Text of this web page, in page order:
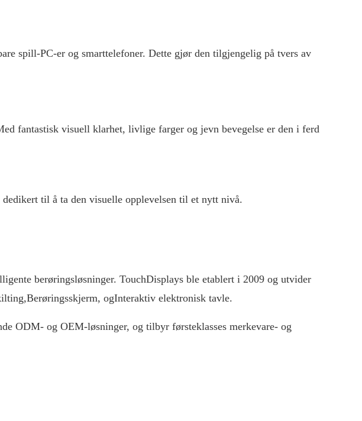
spill-PC-er og smarttelefoner. Dette gjør den tilgjengelig på tvers av
fantastisk visuell klarhet, livlige farger og jevn bevegelse er den i ferd
til å ta den visuelle opplevelsen til et nytt nivå.
berøringsløsninger. TouchDisplays ble etablert i 2009 og utvider
,Berøringsskjerm, ogInteraktiv elektronisk tavle.
ODM- og OEM-løsninger, og tilbyr førsteklasses merkevare- og